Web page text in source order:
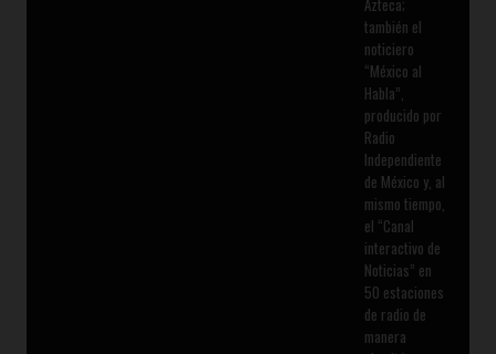
también el
noticiero
“México al
Habla”,
producido por
Radio
Independiente
de México y, al
mismo tiempo,
el “Canal
interactivo de
Noticias” en
50 estaciones
de radio de
manera